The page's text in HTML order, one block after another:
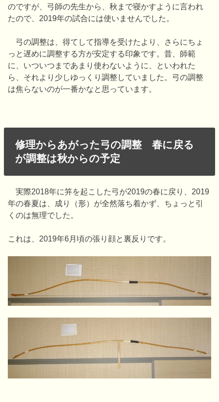
のですが、弓師の先生から、秋まで寝かすように言われ
たので、2019年の試合には使いませんでした。
弓の調整は、得てして指導を受けたより、さらにちょ
っと遅めに調整する方が安定する印象です。昔、師範
に、いついつまであまり使わないように、といわれた
ら、それより少しゆっくり調整していました。弓の調整
は焦らないのが一番かなと思っています。
修理からあがった弓の調整 春に戻る
が調整は秋からの予定
実際2018年に笄を起こした弓が2019の春に戻り、2019
年の春夏は、成り（形）が全然落ち着かず、ちょっと引
くのは無理でした。
これは、2019年6月頃の張り顔と裏反りです。